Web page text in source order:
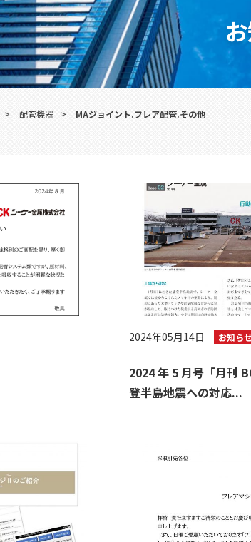
> 配管機器 > MAジョイント.フレア配管.その他
2024年05月14日 お知ら
2024 年 5 月号「月刊
登半島地震への対応...